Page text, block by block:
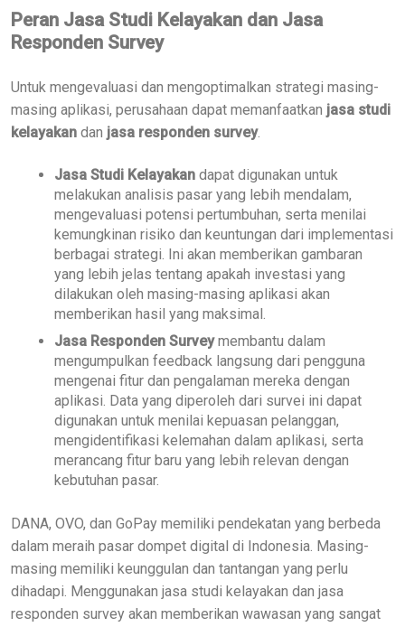
Peran Jasa Studi Kelayakan dan Jasa
Responden Survey
Untuk mengevaluasi dan mengoptimalkan strategi masing-
masing aplikasi, perusahaan dapat memanfaatkan jasa studi
kelayakan dan jasa responden survey.
Jasa Studi Kelayakan dapat digunakan untuk
melakukan analisis pasar yang lebih mendalam,
mengevaluasi potensi pertumbuhan, serta menilai
kemungkinan risiko dan keuntungan dari implementasi
berbagai strategi. Ini akan memberikan gambaran
yang lebih jelas tentang apakah investasi yang
dilakukan oleh masing-masing aplikasi akan
memberikan hasil yang maksimal.
Jasa Responden Surveymembantu dalam
mengumpulkan feedback langsung dari pengguna
mengenai fitur dan pengalaman mereka dengan
aplikasi. Data yang diperoleh dari survei ini dapat
digunakan untuk menilai kepuasan pelanggan,
mengidentifikasi kelemahan dalam aplikasi, serta
merancang fitur baru yang lebih relevan dengan
kebutuhan pasar.
DANA, OVO, dan GoPay memiliki pendekatan yang berbeda
dalam meraih pasar dompet digital di Indonesia. Masing-
masing memiliki keunggulan dan tantangan yang perlu
dihadapi. Menggunakan jasa studi kelayakan dan jasa
responden survey akan memberikan wawasan yang sangat